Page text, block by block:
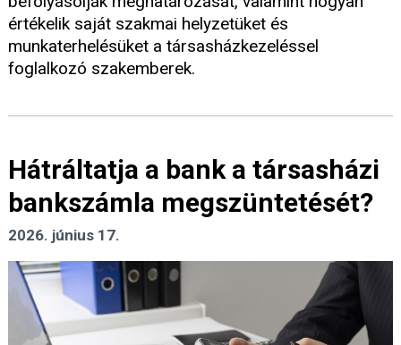
értékelik saját szakmai helyzetüket és
munkaterhelésüket a társasházkezeléssel
foglalkozó szakemberek.
Hátráltatja a bank a társasházi
bankszámla megszüntetését?
2026. június 17.